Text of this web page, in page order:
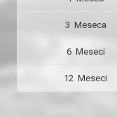
3 Meseca
6 Meseci
12 Meseci